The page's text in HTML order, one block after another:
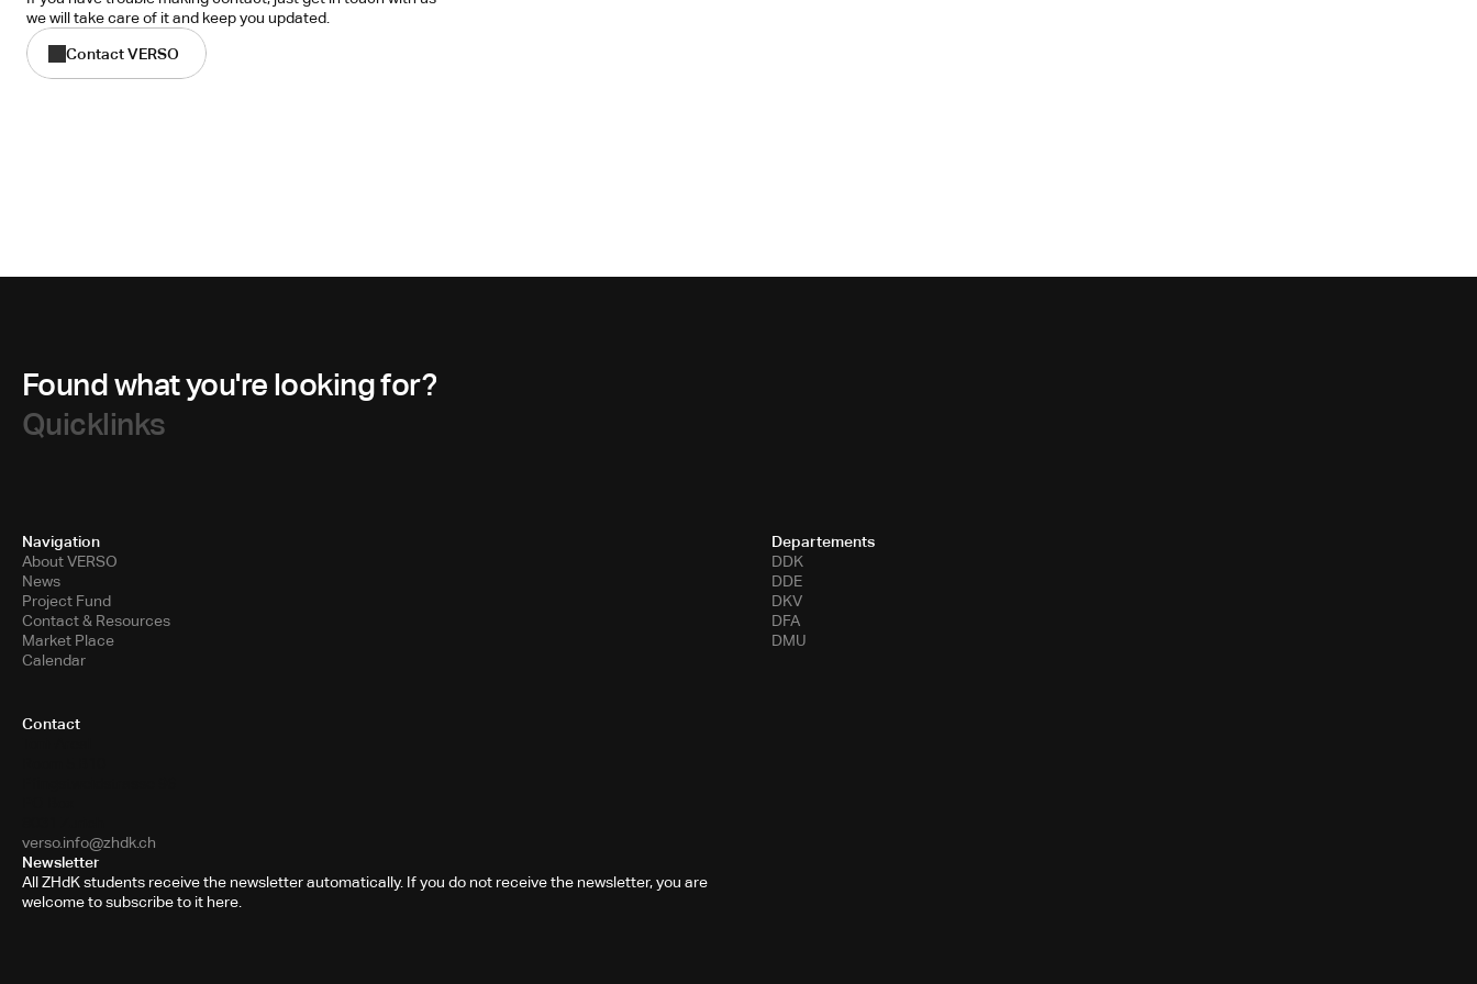
we will take care of it and keep you updated.
Contact VERSO
Found what you're looking for?
Quicklinks
Navigation
About VERSO
News
Project Fund
Contact & Resources
Market Place
Calendar
Departements
DDK
DDE
DKV
DFA
DMU
Contact
verso.info@zhdk.ch
Newsletter
All ZHdK students receive the newsletter automatically. If you do not receive the newsletter, you are
welcome to subscribe to it here.